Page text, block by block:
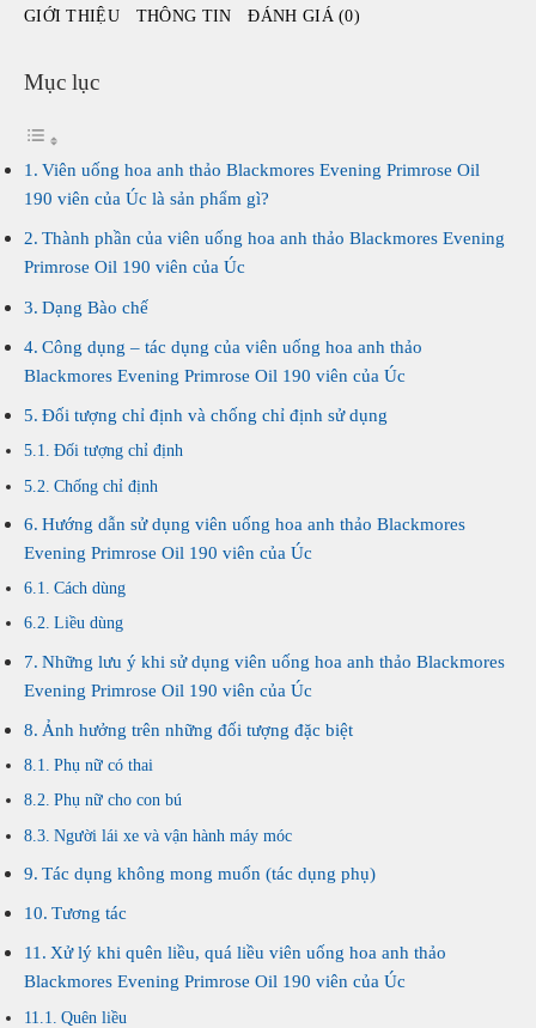
Úc
lượng
GIỚI THIỆU THÔNG TIN ĐÁNH GIÁ (0)
Mục lục
Viên uống hoa anh thảo Blackmores Evening Primrose Oil
190 viên của Úc là sản phẩm gì?
Thành phần của viên uống hoa anh thảo Blackmores Evening
Primrose Oil 190 viên của Úc
Dạng Bào chế
Công dụng – tác dụng của viên uống hoa anh thảo
Blackmores Evening Primrose Oil 190 viên của Úc
Đối tượng chỉ định và chống chỉ định sử dụng
Đối tượng chỉ định
Chống chỉ định
Hướng dẫn sử dụng viên uống hoa anh thảo Blackmores
Evening Primrose Oil 190 viên của Úc
Cách dùng
Liều dùng
Những lưu ý khi sử dụng viên uống hoa anh thảo Blackmores
Evening Primrose Oil 190 viên của Úc
Ảnh hưởng trên những đối tượng đặc biệt
Phụ nữ có thai
Phụ nữ cho con bú
Người lái xe và vận hành máy móc
Tác dụng không mong muốn (tác dụng phụ)
Tương tác
Xử lý khi quên liều, quá liều viên uống hoa anh thảo
Blackmores Evening Primrose Oil 190 viên của Úc
Quên liều